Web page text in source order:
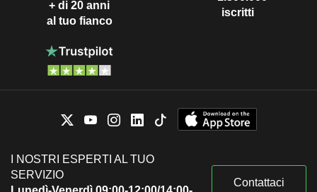
+ di 20 anni
al tuo fianco
iscritti
I NOSTRI ESPERTI AL TUO
SERVIZIO
Contattaci